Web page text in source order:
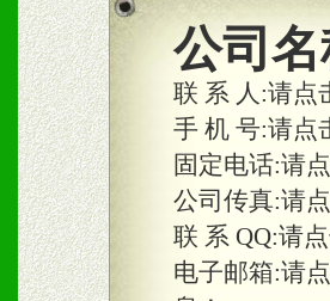
2、区域独家经
合作关系。
三、物料及媒体
1、免费提供体
2、不定期在各
公司名
联 系 人:请点
手 机 号:请点
固定电话:请
公司传真:请
联 系 QQ:请
电子邮箱:请